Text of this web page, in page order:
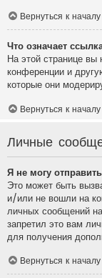
Вернуться к началу
Что означает
На этой странице вы
конференции и
которые они
Вернуться к началу
Личные
Я не могу
Это может быть
и/или не вошли на
личных сообщений
запретил это вам
для получения
Вернуться к началу